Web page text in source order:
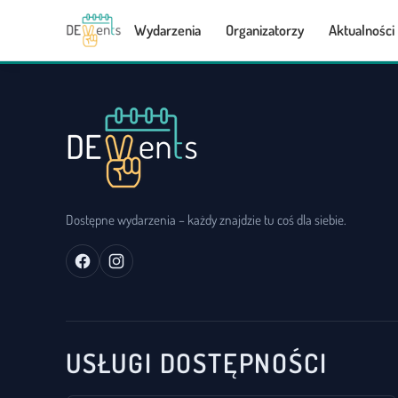
Wydarzenia Organizatorzy Aktualności
Dostępne wydarzenia – każdy znajdzie tu coś dla siebie.
USŁUGI DOSTĘPNOŚCI